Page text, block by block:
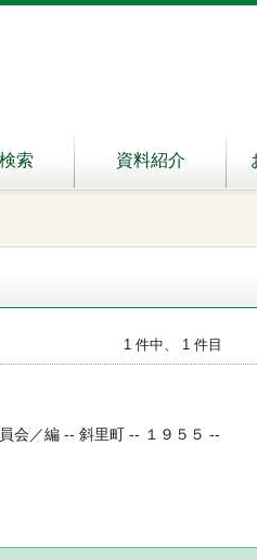
索 資料紹介
1 件中、 1 件目
会／編 -- 斜里町 -- １９５５ --